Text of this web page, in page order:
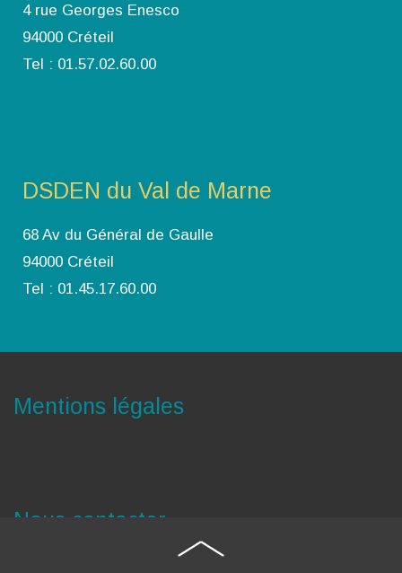
4 rue Georges Enesco
94000 Créteil
Tel : 01.57.02.60.00
DSDEN du Val de Marne
68 Av du Général de Gaulle
94000 Créteil
Tel : 01.45.17.60.00
Mentions légales
Nous contacter